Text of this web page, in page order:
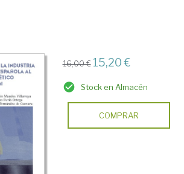
16,00 € 15,20 €
Stock en Almacén
COMPRAR